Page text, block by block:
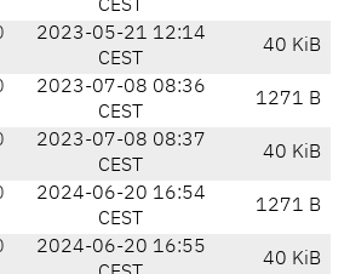
CEST
2023-05-21 12:14
CEST
40 KiB
2023-07-08 08:36
CEST
1271 B
2023-07-08 08:37
CEST
40 KiB
2024-06-20 16:54
CEST
1271 B
2024-06-20 16:55
40 KiB